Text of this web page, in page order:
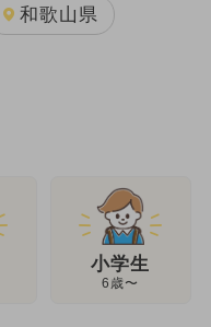
和歌山県
小学生
6歳〜